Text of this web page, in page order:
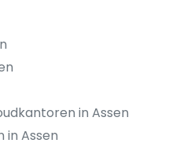
in Assen
Assen